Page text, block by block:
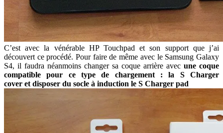
C’est avec la vénérable HP Touchpad et son support que j’ai
découvert ce procédé. Pour faire de même avec le Samsung Galaxy
S4, il faudra néanmoins changer sa coque arrière avec une coque
compatible pour ce type de chargement : la S Charger
cover et disposer du socle à induction le S Charger pad